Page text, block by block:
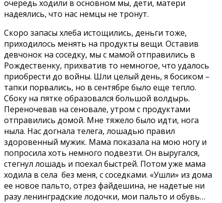
очередь ходили в основном мы, дети, матери
надеялись, что нас немцы не тронут.
Скоро запасы хлеба истощились, деньги тоже,
приходилось менять на продукты вещи. Оставив
девчонок на соседку, мы с мамой отправились в
Рождественку, прихватив то немногое, что удалось
приобрести до войны. Шли целый день, я босиком –
тапки порвались, но в сентябре было еще тепло.
Сбоку на пятке образовался большой волдырь.
Переночевав на сеновале, утром с продуктами
отправились домой. Мне тяжело было идти, нога
ныла. Нас догнала телега, лошадью правил
здоровенный мужик. Мама показала на мою ногу и
попросила хоть немного подвезти. Он выругался,
стегнул лошадь и поехал быстрей. Потом уже мама
ходила в села без меня, с соседками. «Ушли» из дома
ее новое пальто, отрез файдешина, не надетые ни
разу ленинградские лодочки, мои пальто и обувь…